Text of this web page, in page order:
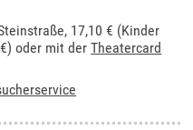
17,10 € (Kinder
oder mit derTheatercard